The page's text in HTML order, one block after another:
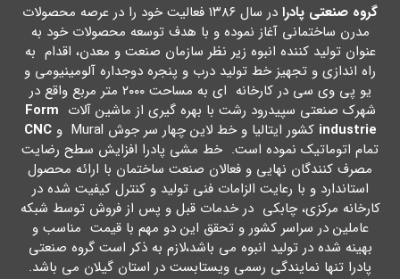
گروه صنعتی پادرا
در سال ۱۳۸۶ فعالیت خود را در عرصه محصولات
مدرن ساختمانی آغاز نموده و با هدف توسعه محصولات خود به
عنوان تولید کننده انبوه زیر نظر سازمان صنعت و معدن، اقدام به
راه اندازي و تجهیز خط تولید درب و پنجره دوجداره آلومینیومی و
یو پی وي سی در کارخانه اي به مساحت ۲۰۰۰ متر مربع واقع در
شهرك صنعتی سپیدرود رشت با بهره گیري از ماشین آلات Form
industrie کشور ایتالیا و خط لاین چهار سر جوش Mural و
CNC
تمام اتوماتیک نموده است. خط مشی پادرا افزایش سطح رضایت
مصرف کنندگان نهایی و فعالان صنعت ساختمان با ارائه محصول
استاندارد و با رعایت الزامات فنی تولید و کنترل کیفیت شده در
کارخانه مرکزي، چابکی در خدمات قبل و پس از فروش توسط شبکه
عاملین در سراسر کشور و تحقق این دو مهم با قیمت مناسب و
بهینه شده در تولید انبوه می باشد،لازم به ذکر است گروه صنعتی
پادرا تنها نمایندگی رسمی ویستابست در استان گیلان می باشد.